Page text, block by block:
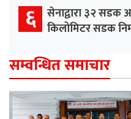
६ सेनाद्वारा ३२ सडक
किलोमिटर सडक
सम्वन्धित समाचार